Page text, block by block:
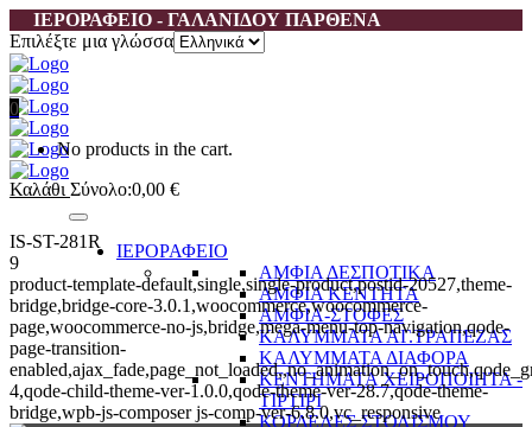
ΙΕΡΟΡΑΦΕΙΟ - ΓΑΛΑΝΙΔΟΥ ΠΑΡΘΕΝΑ
Επιλέξτε μια γλώσσα
0
No products in the cart.
Καλάθι Σύνολο:0,00 €
ΙΕΡΟΡΑΦΕΙΟ
ΑΜΦΙΑ ΔΕΣΠΟΤΙΚΑ
ΑΜΦΙΑ ΚΕΝΤΗΤΑ
ΑΜΦΙΑ-ΣΤΟΦΕΣ
ΚΑΛΥΜΜΑΤΑ ΑΓ.ΤΡΑΠΕΖΑΣ
ΚΑΛΥΜΜΑΤΑ ΔΙΑΦΟΡΑ
ΚΕΝΤΗΜΑΤΑ ΧΕΙΡΟΠΟΙΗΤΑ -
ΤΙΡΤΙΡΙ
ΚΟΡΔΕΛΕΣ ΣΤΟΛΙΣΜΟΥ
IS-ST-281R
9
product-template-default,single,single-product,postid-20527,theme-
bridge,bridge-core-3.0.1,woocommerce,woocommerce-
page,woocommerce-no-js,bridge,mega-menu-top-navigation,qode-
page-transition-
4,qode-child-theme-ver-1.0.0,qode-theme-ver-28.7,qode-theme-
bridge,wpb-js-composer js-comp-ver-6.8.0,vc_responsive